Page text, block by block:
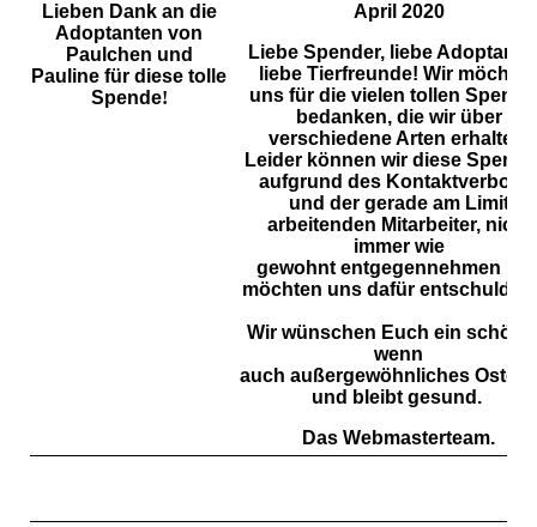
Lieben Dank an die
Adoptanten von
Paulchen und
Pauline für diese tolle
Spende!
April 2020
Liebe Spender, liebe
liebe Tierfreunde! Wir möchten
uns für die vielen tollen
bedanken, die wir über
verschiedene Arten erhalten.
Leider können wir diese
aufgrund des Kontaktverbotes
und der gerade am Limit
arbeitenden Mitarbeiter, nicht
immer wie
gewohnt entgegennehmen
möchten uns dafür
Wir wünschen Euch ein
wenn
auch außergewöhnliches
und bleibt gesund.
Das Webmasterteam.